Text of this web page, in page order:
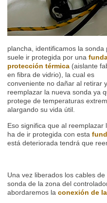
plancha, identificamos la sonda
suele ir protegida por una
protección térmica (aislante
en fibra de vidrio), la cual es
conveniente no dañar al retirar y
reemplazar la nueva sonda ya
protege de temperaturas
alargando su vida útil.
Eso significa que al reemplazar
ha de ir protegida con esta
está deteriorada tendrá que
Una vez liberados los cables de
sonda de la zona del
abordaremos la conexión de